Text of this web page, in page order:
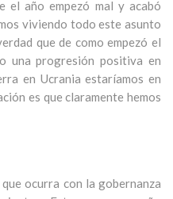
el año empezó mal y acabó
viviendo todo este asunto
que de como empezó el
una progresión positiva en
en Ucrania estaríamos en
es que claramente hemos
ocurra con la gobernanza